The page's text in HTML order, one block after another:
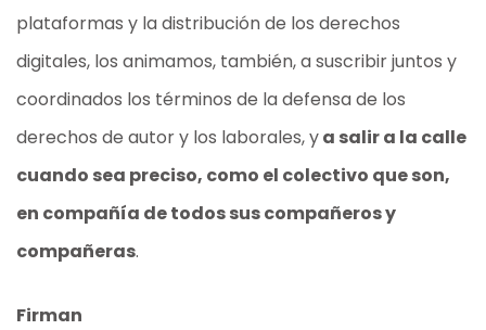
plataformas y la distribución de los derechos
digitales, los animamos, también, a suscribir juntos y
coordinados los términos de la defensa de los
derechos de autor y los laborales, ya salir a la calle
cuando sea preciso, como el colectivo que son,
en compañía de todos sus compañeros y
compañeras.
Firman